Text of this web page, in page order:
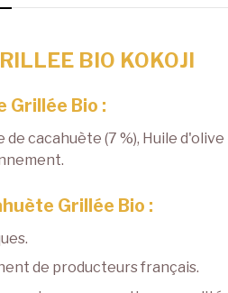
BIO KOKOJI
Bio :
cacahuète (7 %), Huile
Grillée Bio :
de producteurs français.